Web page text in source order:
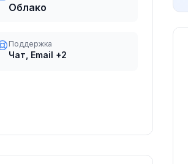
Облако
Поддержка
Чат, Email +2